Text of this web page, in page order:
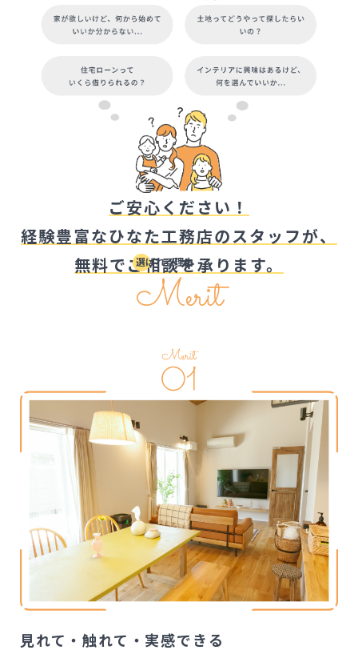
ご安心ください！
経験豊富なひなた工務店のスタッフが、
無料でご相談を承ります。
Merit
見れて・触れて・実感できる